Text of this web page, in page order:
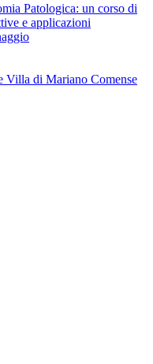
Patologica: un corso di
e applicazioni
Villa di Mariano Comense